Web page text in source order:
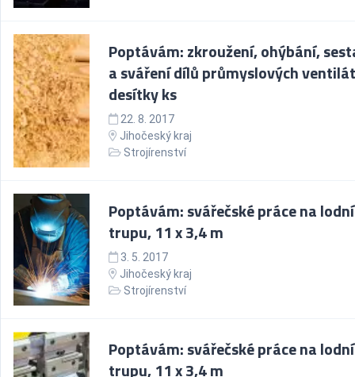
Poptávám: zkroužení, ohýbání,
a sváření dílů průmyslových
desítky ks
22. 8. 2017
Jihočeský kraj
Strojírenství
Poptávám: svářečské práce na
trupu, 11 x 3,4 m
3. 5. 2017
Jihočeský kraj
Strojírenství
Poptávám: svářečské práce na
trupu, 11 x 3,4 m